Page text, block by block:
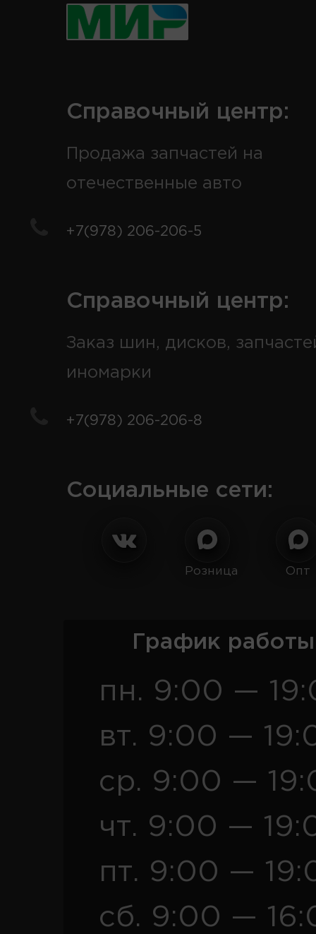
Справочный центр:
Продажа запчастей на
отечественные авто
+7(978) 206-206-5
Справочный центр:
Заказ шин, дисков,
иномарки
+7(978) 206-206-8
Социальные сети:
Розница Опт
График
пн. 9:00 —
вт. 9:00 —
ср. 9:00 —
чт. 9:00 —
пт. 9:00 —
сб. 9:00 —